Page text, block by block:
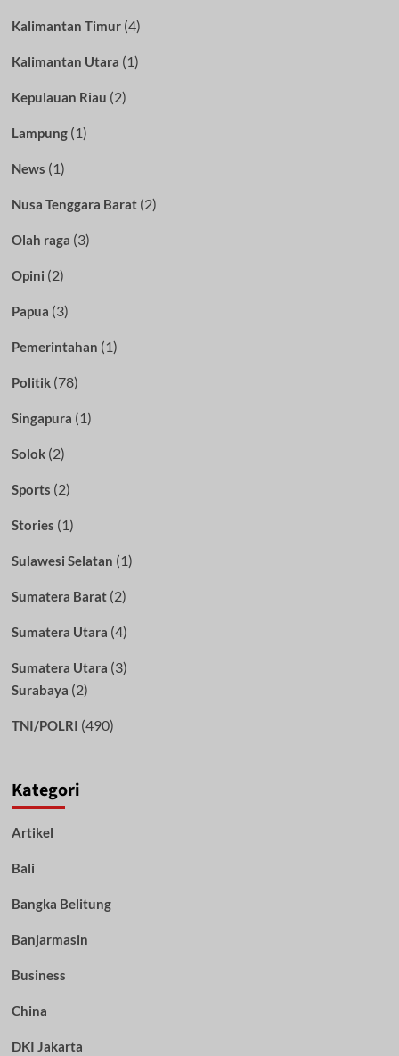
Kalimantan Timur(4)
Kalimantan Utara (1)
Kepulauan Riau (2)
Lampung(1)
News (1)
Nusa Tenggara Barat(2)
Olah raga (3)
Opini (2)
Papua (3)
Pemerintahan (1)
Politik(78)
Singapura (1)
Solok(2)
Sports (2)
Stories (1)
Sulawesi Selatan (1)
Sumatera Barat(2)
Sumatera Utara (4)
Sumatera Utara (3)
Surabaya (2)
TNI/POLRI (490)
Kategori
Artikel
Bali
Bangka Belitung
Banjarmasin
Business
China
DKI Jakarta